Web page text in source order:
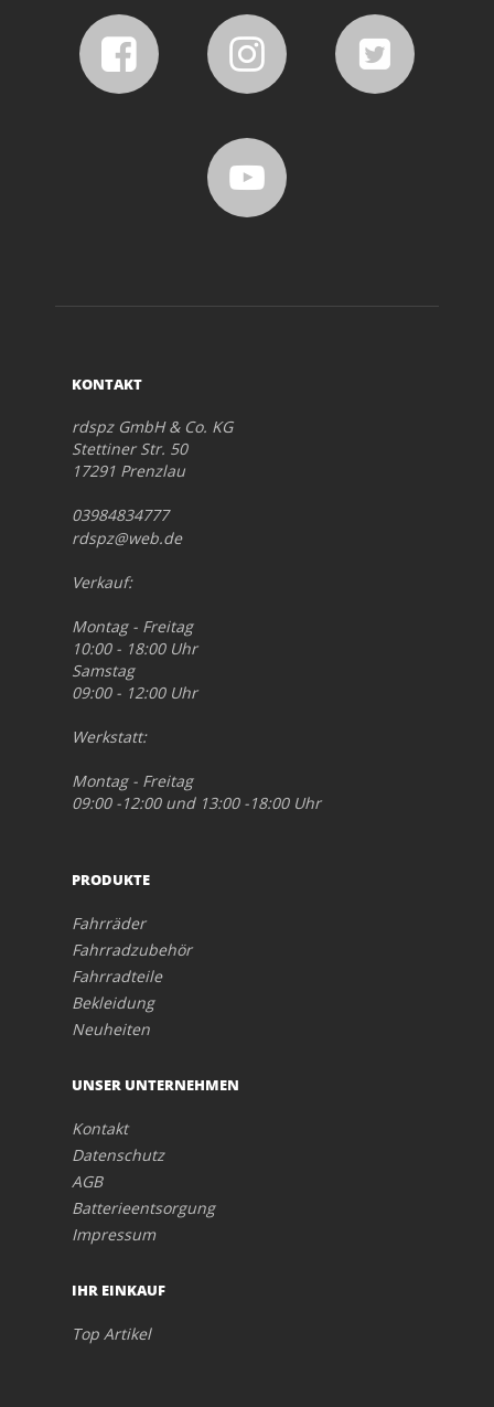
KONTAKT
rdspz GmbH & Co. KG
Stettiner Str. 50
17291 Prenzlau
03984834777
rdspz@web.de
Verkauf:
Montag - Freitag
10:00 - 18:00 Uhr
Samstag
09:00 - 12:00 Uhr
Werkstatt:
Montag - Freitag
09:00 -12:00 und 13:00 -18:00 Uhr
PRODUKTE
Fahrräder
Fahrradzubehör
Fahrradteile
Bekleidung
Neuheiten
UNSER UNTERNEHMEN
Kontakt
Datenschutz
AGB
Batterieentsorgung
Impressum
IHR EINKAUF
Top Artikel